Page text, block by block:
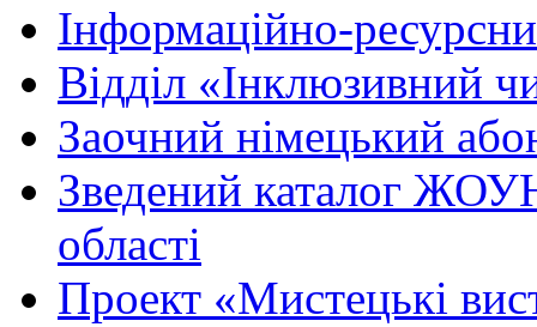
Інформаційно-
Вiддiл «Інклюзивний
Заочний німецький
Зведений каталог
області
Проект «Мистецькі